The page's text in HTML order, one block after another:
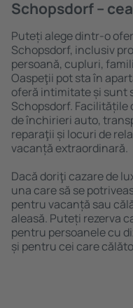
Schopsdorf –
Puteți alege dintr-o
Schopsdorf, inclusiv
persoană, cupluri,
Oaspeţii pot sta în
oferă intimitate și sunt
Schopsdorf. Facilitățile
de închirieri auto,
reparaţii și locuri de
vacanță extraordinară.
Dacă doriţi cazare de
una care să se
pentru vacanță sau
aleasă. Puteți rezerva
pentru persoanele cu
și pentru cei care